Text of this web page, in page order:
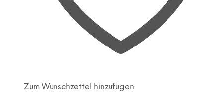
Zum Wunschzettel hinzufügen